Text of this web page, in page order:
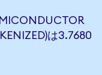
は3.7680